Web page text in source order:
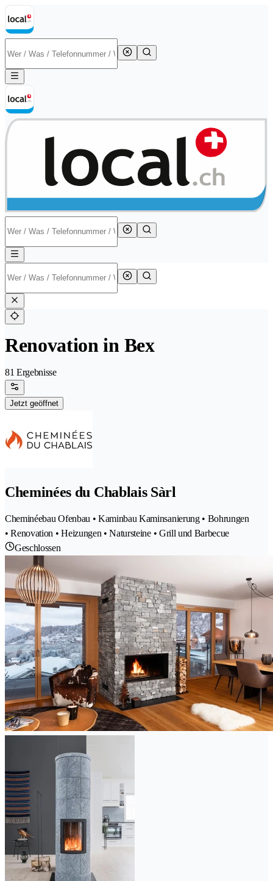
Renovation in Bex
81 Ergebnisse
Jetzt geöffnet
Cheminées du Chablais Sàrl
Cheminéebau Ofenbau • Kaminbau Kaminsanierung • Bohrungen
• Renovation • Heizungen • Natursteine • Grill und Barbecue
Geschlossen